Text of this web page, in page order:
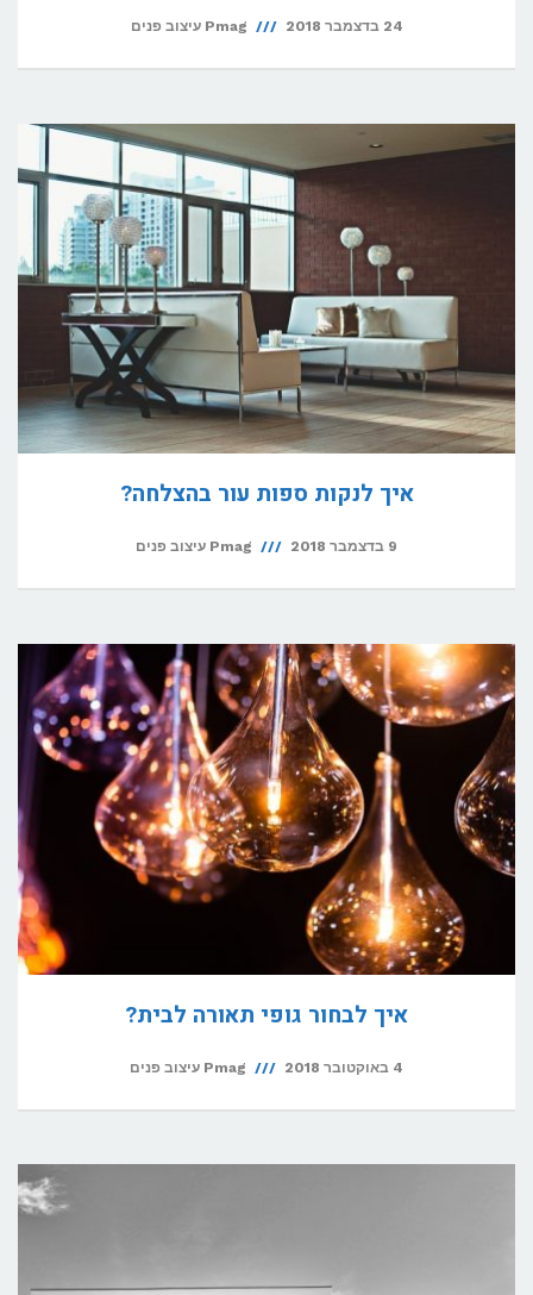
24 בדצמבר 2018 Pmag עיצוב פנים
איך לנקות ספות עור בהצלחה?
9 בדצמבר 2018 Pmag עיצוב פנים
איך לבחור גופי תאורה לבית?
4 באוקטובר 2018 Pmag עיצוב פנים